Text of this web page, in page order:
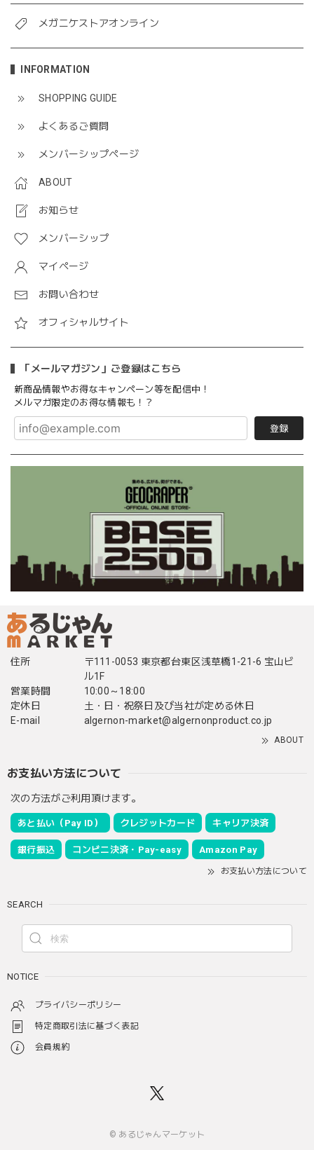
メガニケストアオンライン
INFORMATION
SHOPPING GUIDE
よくあるご質問
メンバーシップページ
ABOUT
お知らせ
メンバーシップ
マイページ
お問い合わせ
オフィシャルサイト
「メールマガジン」ご登録はこちら
新商品情報やお得なキャンペーン等を配信中！
メルマガ限定のお得な情報も！？
登録
住所
〒111-0053 東京都台東区浅草橋1-21-6 宝山ビ
ル1F
営業時間
10:00～18:00
定休日
土・日・祝祭日及び当社が定める休日
E-mail
algernon-market@algernonproduct.co.jp
ABOUT
お支払い方法について
次の方法がご利用頂けます。
あと払い（Pay ID） クレジットカード キャリア決済
銀行振込 コンビニ決済・Pay-easy Amazon Pay
お支払い方法について
SEARCH
NOTICE
プライバシーポリシー
特定商取引法に基づく表記
会員規約
© あるじゃんマーケット